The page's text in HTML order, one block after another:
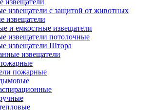
извещатели
извещатели с защитой от животных
извещатели
и емкостные извещатели
извещатели потолочные
извещатели Штора
извещатели
пожарные